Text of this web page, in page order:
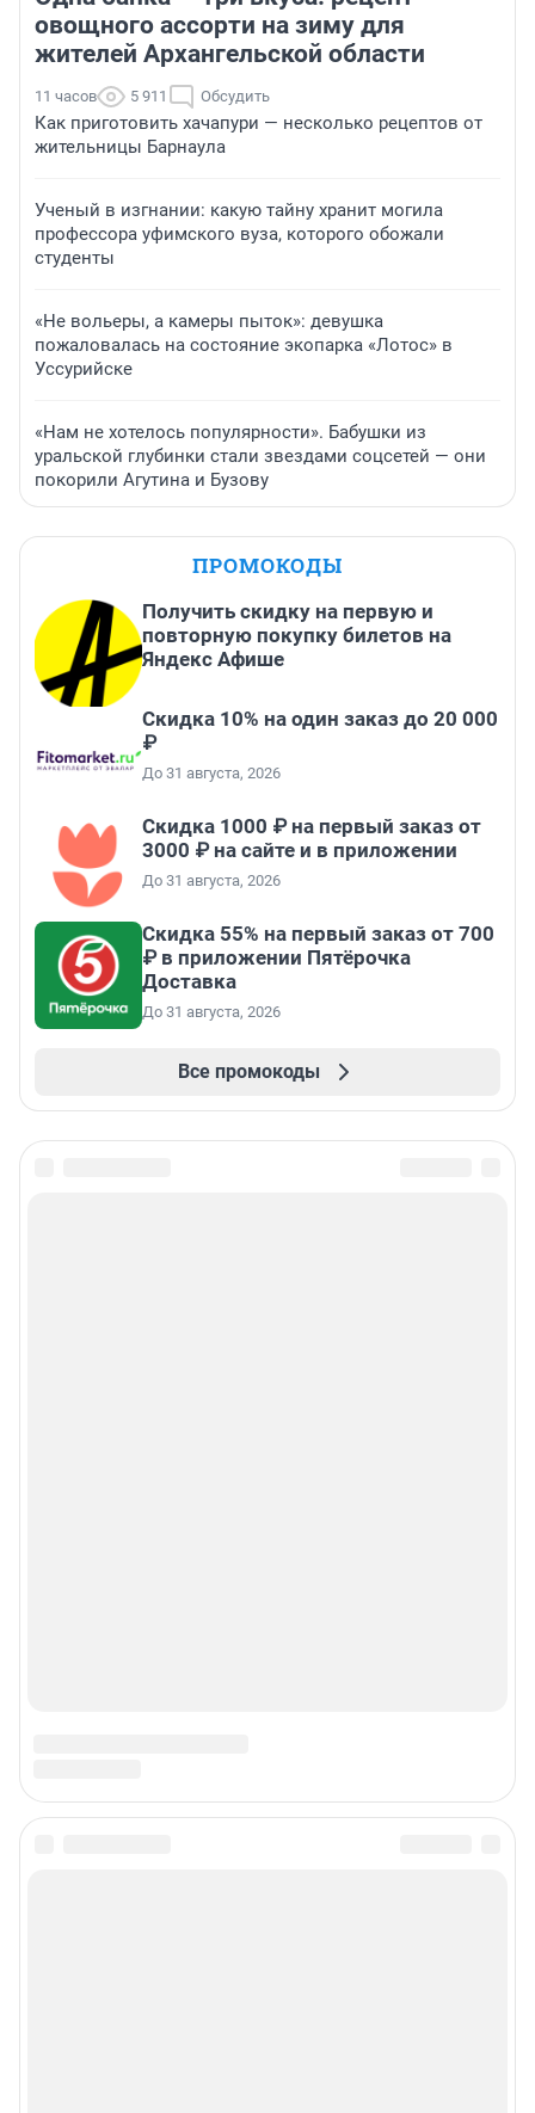
овощного ассорти на зиму для
жителей Архангельской области
11 часов 5 911 Обсудить
Как приготовить хачапури — несколько рецептов от
жительницы Барнаула
Ученый в изгнании: какую тайну хранит могила
профессора уфимского вуза, которого обожали
студенты
«Не вольеры, а камеры пыток»: девушка
пожаловалась на состояние экопарка «Лотос» в
Уссурийске
«Нам не хотелось популярности». Бабушки из
уральской глубинки стали звездами соцсетей — они
покорили Агутина и Бузову
ПРОМОКОДЫ
Получить скидку на первую и
повторную покупку билетов на
Яндекс Афише
Скидка 10% на один заказ до 20 000
₽
До 31 августа, 2026
Скидка 1000 ₽ на первый заказ от
3000 ₽ на сайте и в приложении
До 31 августа, 2026
Скидка 55% на первый заказ от 700
₽ в приложении Пятёрочка
Доставка
До 31 августа, 2026
Все промокоды